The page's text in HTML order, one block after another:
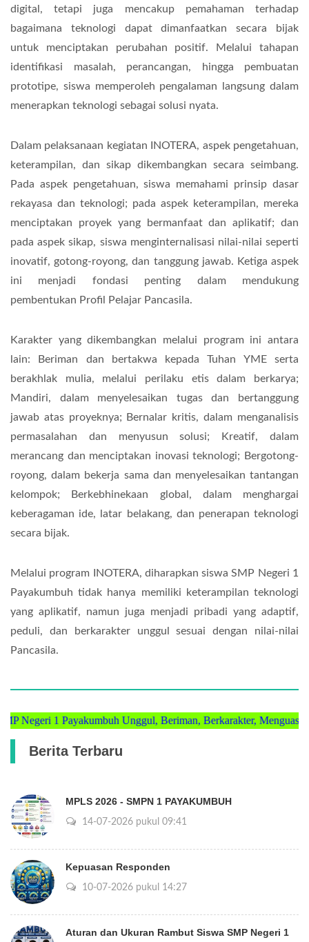
Berita Terbaru
MPLS 2026 - SMPN 1 PAYAKUMBUH
14-07-2026 pukul 09:41
Kepuasan Responden
10-07-2026 pukul 14:27
Aturan dan Ukuran Rambut Siswa SMP Negeri 1
digital, tetapi juga mencakup pemahaman terhadap
bagaimana teknologi dapat dimanfaatkan secara bijak
untuk menciptakan perubahan positif. Melalui tahapan
identifikasi masalah, perancangan, hingga pembuatan
prototipe, siswa memperoleh pengalaman langsung dalam
menerapkan teknologi sebagai solusi nyata.
Dalam pelaksanaan kegiatan INOTERA, aspek pengetahuan,
keterampilan, dan sikap dikembangkan secara seimbang.
Pada aspek pengetahuan, siswa memahami prinsip dasar
rekayasa dan teknologi; pada aspek keterampilan, mereka
menciptakan proyek yang bermanfaat dan aplikatif; dan
pada aspek sikap, siswa menginternalisasi nilai-nilai seperti
inovatif, gotong-royong, dan tanggung jawab. Ketiga aspek
ini menjadi fondasi penting dalam mendukung
pembentukan Profil Pelajar Pancasila.
Karakter yang dikembangkan melalui program ini antara
lain: Beriman dan bertakwa kepada Tuhan YME serta
berakhlak mulia, melalui perilaku etis dalam berkarya;
Mandiri, dalam menyelesaikan tugas dan bertanggung
jawab atas proyeknya; Bernalar kritis, dalam menganalisis
permasalahan dan menyusun solusi; Kreatif, dalam
merancang dan menciptakan inovasi teknologi; Bergotong-
royong, dalam bekerja sama dan menyelesaikan tantangan
kelompok; Berkebhinekaan global, dalam menghargai
keberagaman ide, latar belakang, dan penerapan teknologi
secara bijak.
Melalui program INOTERA, diharapkan siswa SMP Negeri 1
Payakumbuh tidak hanya memiliki keterampilan teknologi
yang aplikatif, namun juga menjadi pribadi yang adaptif,
peduli, dan berkarakter unggul sesuai dengan nilai-nilai
Pancasila.
1 Payakumbuh Unggul, Beriman, Berkarakter, Menguasai